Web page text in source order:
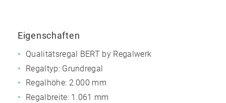
Eigenschaften
Qualitätsregal BERT by Regalwerk
Regaltyp: Grundregal
Regalhöhe: 2.000 mm
Regalbreite: 1.061 mm